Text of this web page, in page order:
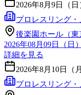
2026年8月9日（日
プロレスリング・
後楽園ホール（東
2026年08月09日（日）
詳細を見る
2026年8月10日（月
プロレスリング・